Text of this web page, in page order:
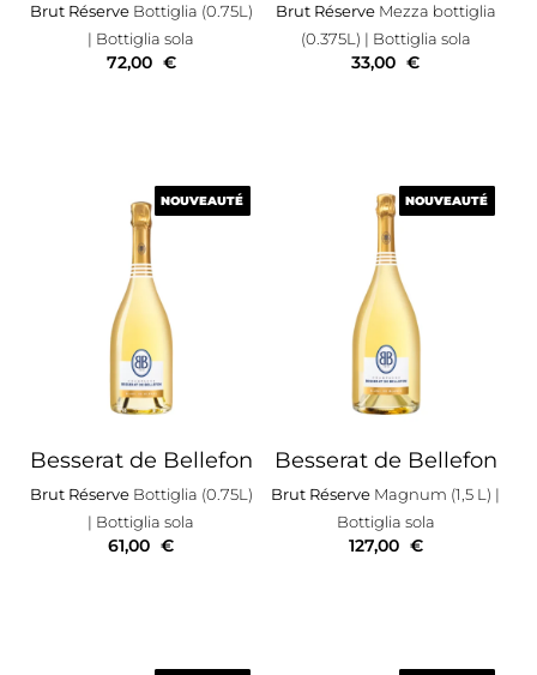
Brut Réserve Bottiglia (0.75L)
| Bottiglia sola
72,00 €
Brut Réserve Mezza bottiglia
(0.375L) | Bottiglia sola
33,00 €
NOUVEAUTÉ
Besserat de Bellefon
Brut Réserve Bottiglia (0.75L)
| Bottiglia sola
NOUVEAUTÉ
61,00 €
NOUVEAUTÉ
Besserat de Bellefon
Brut Réserve Magnum (1,5 L) |
Bottiglia sola
NOUVEAUTÉ
127,00 €